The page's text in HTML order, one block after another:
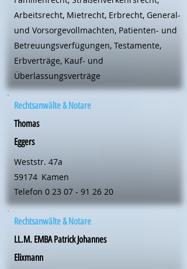
Arbeitsrecht, Mietrecht, Erbrecht, General-
und Vorsorgevollmachten, Patienten- und
Betreuungsverfügungen, Testamente,
Erbverträge, Kauf- und
Überlassungsverträge
Rechtsanwälte & Notare
Thomas
Eggers
Weststr. 47a
59174 Kamen
Telefon 0 23 07 - 91 26 20
Rechtsanwälte & Notare
LL.M. EMBA Patrick Johannes
Elixmann